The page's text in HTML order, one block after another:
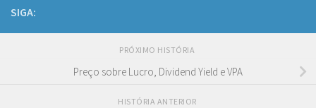
SIGA:
PRÓXIMO HISTÓRIA
Preço sobre Lucro, Dividend Yield e VPA
HISTÓRIA ANTERIOR